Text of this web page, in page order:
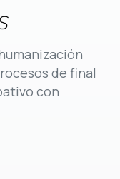
de final
con